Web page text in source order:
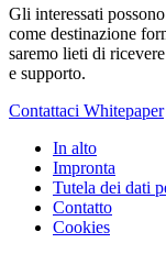
Gli interessati
come destinazione
saremo lieti di
e supporto.
Contattaci Whitepaper
In alto
Impronta
Tutela dei dati
Contatto
Cookies